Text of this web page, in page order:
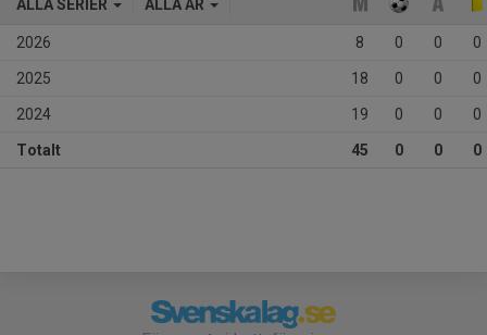
ALLA SERIER ALLA ÅR
2026 8 0 0 0
2025 18 0 0 0
2024 19 0 0 0
Totalt 45 0 0 0